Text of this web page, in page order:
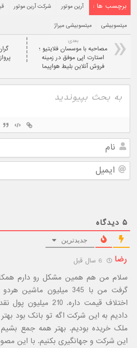
برچسب ها : آرین موتور شرکت آرین موتور
میتسوبیشی میتسوبیشی میراژ
بعدی:
مصاحبه با موسسان فلایتیو ؛
استارت اپی موفق در زمینه
فروش آنلاین بلیط هواپیما
۵ دیدگاه
جدیدترین
رضا
اختلاف قیمت داره.
دادیم به این شرکت اگه تو بانک بود
ملک خریده بودیم. بهتر همه جمع
این شرکت و جهانگیری بکنیم. با این